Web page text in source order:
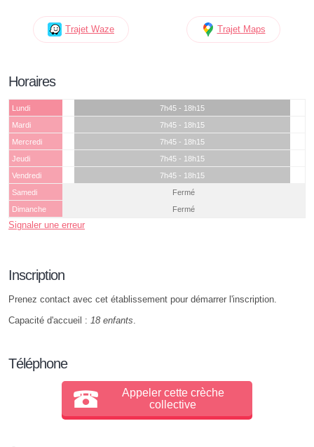
Trajet Waze Trajet Maps
Horaires
Lundi
7h45 - 18h15
Mardi
7h45 - 18h15
Mercredi
7h45 - 18h15
Jeudi
7h45 - 18h15
Vendredi
7h45 - 18h15
Samedi
Fermé
Dimanche
Fermé
Signaler une erreur
Inscription
Prenez contact avec cet établissement pour démarrer l'inscription.
Capacité d'accueil : 18 enfants.
Téléphone
Appeler cette crèche
collective